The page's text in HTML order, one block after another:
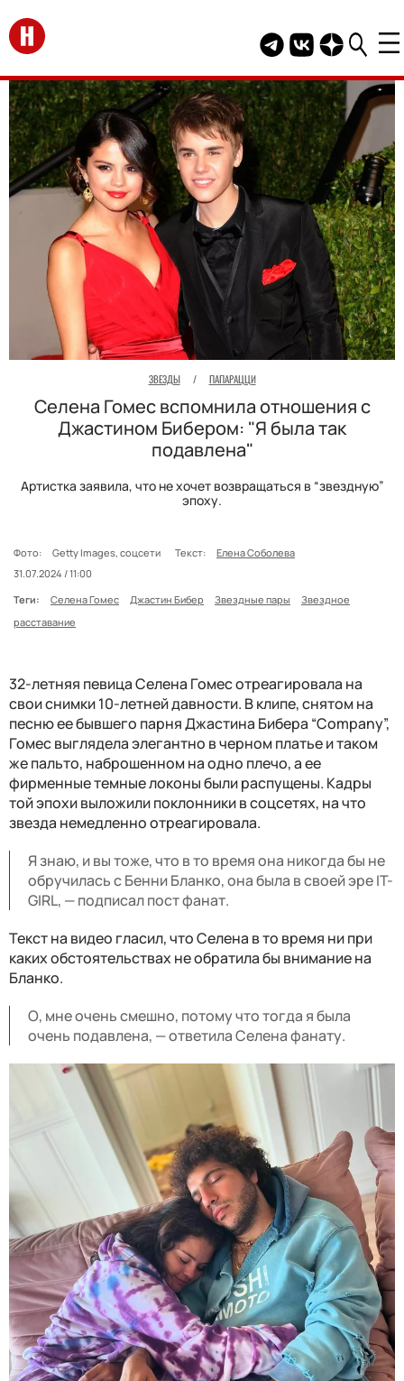
Перейти на главную
Telegram канал
Группа HELLO
Канал
ЗВЕЗДЫ / ПАПАРАЦЦИ
Селена Гомес вспомнила отношения с
Джастином Бибером: "Я была так
подавлена"
Артистка заявила, что не хочет возвращаться в “звездную”
эпоху.
Фото: Getty Images, соцсети Текст:
Елена Соболева
31.07.2024 / 11:00
Теги:
Селена Гомес Джастин Бибер Звездные пары
Звездное
расставание
32-летняя певица Селена Гомес отреагировала на
свои снимки 10-летней давности. В клипе, снятом на
песню ее бывшего парня Джастина Бибера “Company”,
Гомес выглядела элегантно в черном платье и таком
же пальто, наброшенном на одно плечо, а ее
фирменные темные локоны были распущены. Кадры
той эпохи выложили поклонники в соцсетях, на что
звезда немедленно отреагировала.
Я знаю, и вы тоже, что в то время она никогда бы не
обручилась с Бенни Бланко, она была в своей эре IT-
GIRL, — подписал пост фанат.
Текст на видео гласил, что Селена в то время ни при
каких обстоятельствах не обратила бы внимание на
Бланко.
О, мне очень смешно, потому что тогда я была
очень подавлена, — ответила Селена фанату.